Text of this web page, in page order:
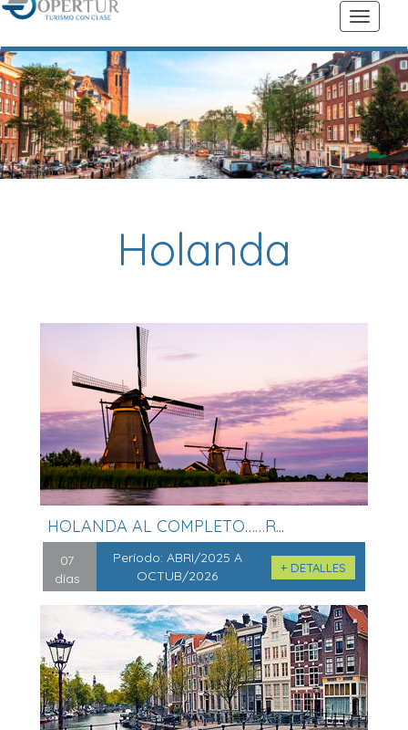
Holanda
HOLANDA AL COMPLETO……R...
07
días
Período: ABRI/2025 A
OCTUB/2026
+ DETALLES